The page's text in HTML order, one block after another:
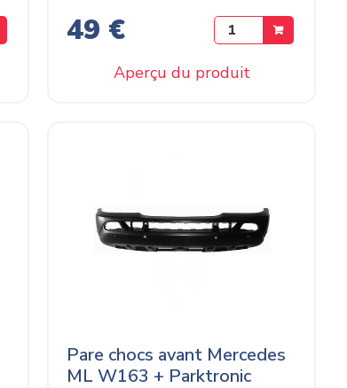
49 €
Aperçu du produit
Pare chocs avant Mercedes
ML W163 + Parktronic